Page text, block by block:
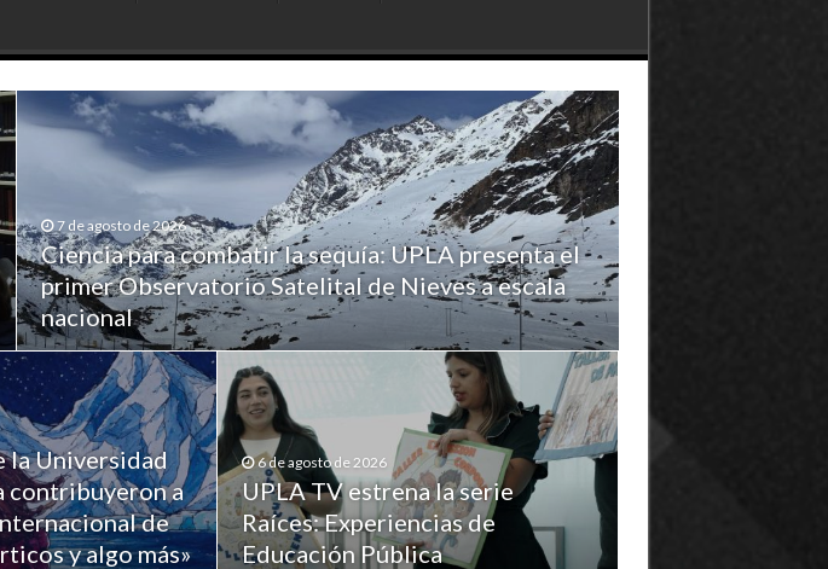
7 de agosto de 2026
Ciencia para combatir la sequía: UPLA presenta el
primer Observatorio Satelital de Nieves a escala
nacional
la Universidad
contribuyeron a
de
y algo más»
6 de agosto de 2026
UPLA TV estrena la serie
Raíces: Experiencias de
Educación Pública